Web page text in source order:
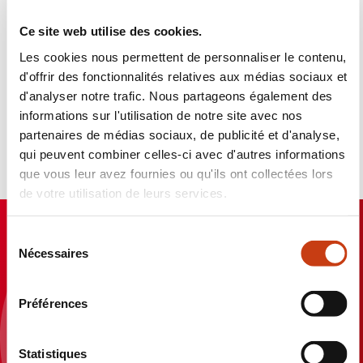
Ce site web utilise des cookies.
Les cookies nous permettent de personnaliser le contenu,
d'offrir des fonctionnalités relatives aux médias sociaux et
d'analyser notre trafic. Nous partageons également des
informations sur l'utilisation de notre site avec nos
partenaires de médias sociaux, de publicité et d'analyse,
qui peuvent combiner celles-ci avec d'autres informations
que vous leur avez fournies ou qu'ils ont collectées lors
de votre utilisation de leurs services.
e
Nécessaires
Préférences
Statistiques
Études et analyses de